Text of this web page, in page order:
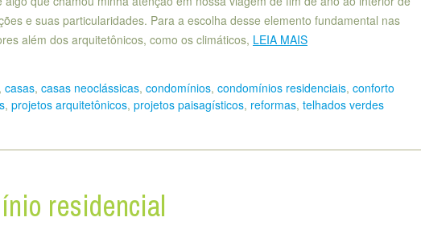
e suas particularidades. Para a escolha desse elemento fundamental nas
além dos arquitetônicos, como os climáticos, LEIA MAIS
, casas, casas neoclássicas, condomínios, condomínios residenciais, conforto
, projetos arquitetônicos, projetos paisagísticos, reformas, telhados verdes
residencial